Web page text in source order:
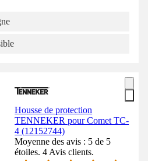
Housse de protection
TENNEKER pour Comet TC-
4 (12152744)
Moyenne des avis : 5 de 5
étoiles. 4 Avis clients.